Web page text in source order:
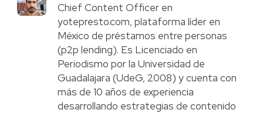
Chief Content Officer en
yotepresto.com, plataforma líder en
México de préstamos entre personas
(p2p lending). Es Licenciado en
Periodismo por la Universidad de
Guadalajara (UdeG, 2008) y cuenta con
más de 10 años de experiencia
desarrollando estrategias de contenido